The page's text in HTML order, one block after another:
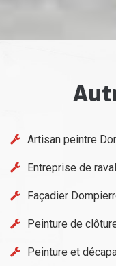
Artisan peintre
Entreprise de
Façadier
Peinture de
Peinture et